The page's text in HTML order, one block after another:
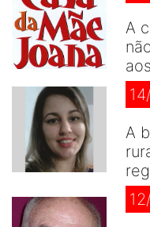
A
A